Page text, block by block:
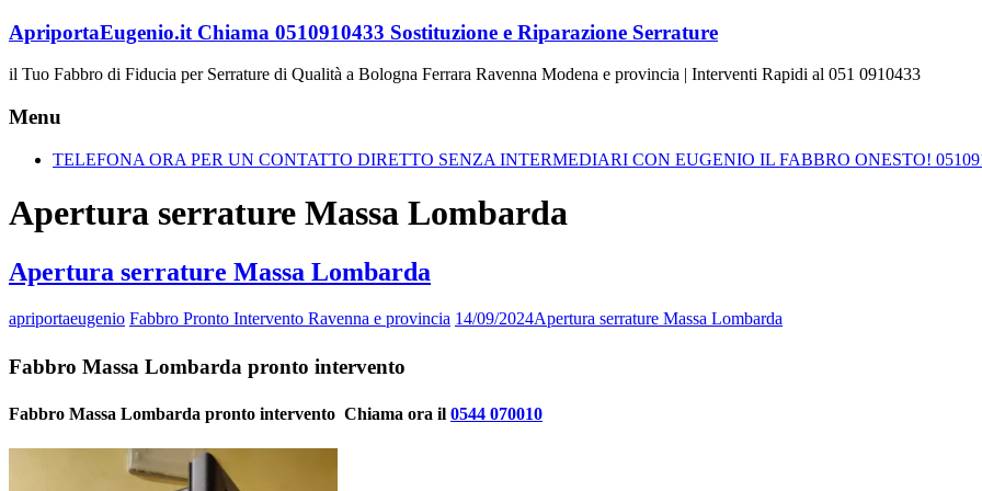
Vai
contenuto
ApriportaEugenio.it Chiama 0510910433 Sostituzione e Riparazione Serrature
il Tuo Fabbro di Fiducia per Serrature di Qualità a Bologna Ferrara Ravenna Modena e provincia | Interventi Rapidi al 051 0910433
Menu
TELEFONA ORA PER UN CONTATTO DIRETTO SENZA INTERMEDIARI CON EUGENIO IL FABBRO ONESTO!
Apertura serrature Massa Lombarda
Apertura serrature Massa Lombarda
apriportaeugenio Fabbro Pronto Intervento Ravenna e provincia 14/09/2024Apertura serrature Massa Lombarda
Fabbro Massa Lombarda pronto intervento
Fabbro Massa Lombarda pronto intervento  Chiama ora il 0544 070010